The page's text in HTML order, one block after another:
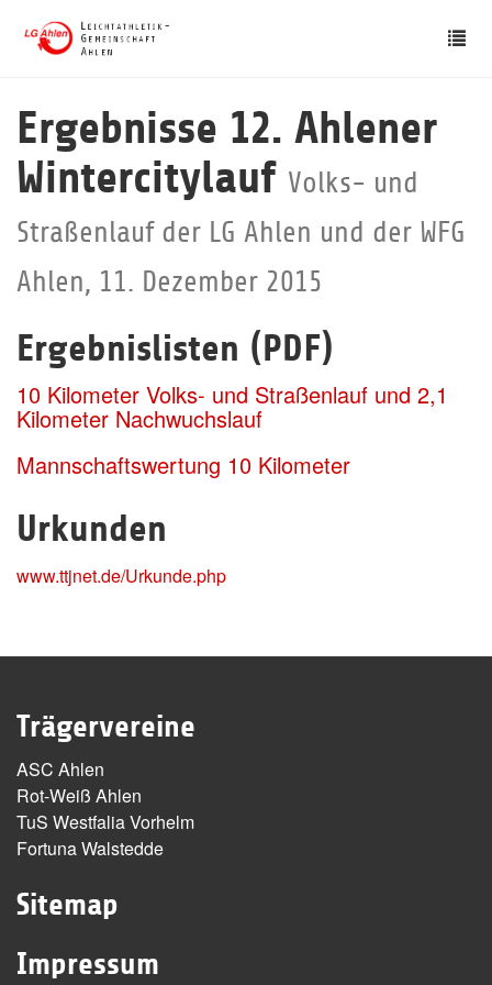
Ergebnisse 12. Ahlener
Wintercitylauf Volks- und
Straßenlauf der LG Ahlen und der WFG
Ahlen, 11. Dezember 2015
Ergebnislisten (PDF)
10 Kilometer Volks- und Straßenlauf und 2,1
Kilometer Nachwuchslauf
Mannschaftswertung 10 Kilometer
Urkunden
www.ttjnet.de/Urkunde.php
Trägervereine
ASC Ahlen
Rot-Weiß Ahlen
TuS Westfalia Vorhelm
Fortuna Walstedde
Sitemap
Impressum